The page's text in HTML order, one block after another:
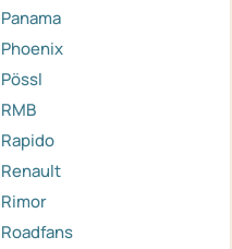
Panama
Phoenix
Pössl
RMB
Rapido
Renault
Rimor
Roadfans